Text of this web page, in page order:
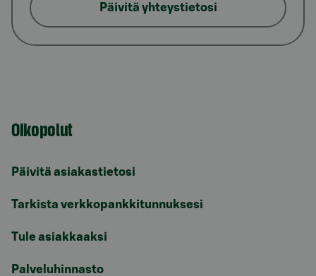
Päivitä yhteystietosi
Oikopolut
Päivitä asiakastietosi
Tarkista verkkopankkitunnuksesi
Tule asiakkaaksi
Palveluhinnasto